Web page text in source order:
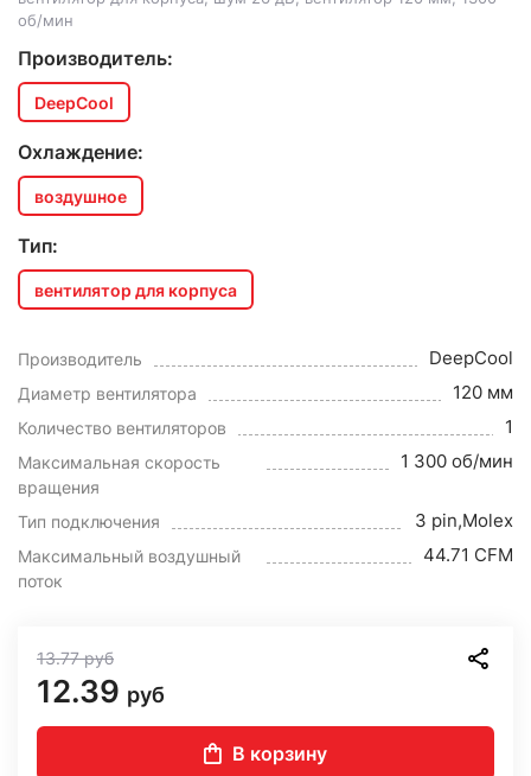
об/мин
Производитель:
DeepCool
Охлаждение:
воздушное
Тип:
вентилятор для корпуса
Производитель DeepCool
Диаметр вентилятора 120 мм
Количество вентиляторов 1
Максимальная скорость
вращения
1 300 об/мин
Тип подключения 3 pin,Molex
Максимальный воздушный
поток
44.71 CFM
13.77руб
12.39 руб
В корзину